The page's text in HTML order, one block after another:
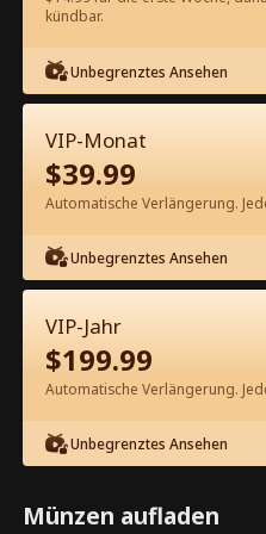
Kostenlos in
Episode 62 -
Milliardär, um
Kompletter Film
1-50 51-63
59 60
kündbar.
Unbegrenztes Ansehen
VIP-Monat
$39.99
Automatische Verlängerung.
Unbegrenztes Ansehen
VIP-Jahr
$199.99
Automatische Verlängerung.
Unbegrenztes Ansehen
Münzen aufladen